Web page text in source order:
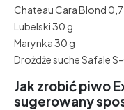
Chateau Cara Blond
Lubelski 30 g
Marynka 30 g
Drożdże suche Safale
Jak zrobić piwo
sugerowany